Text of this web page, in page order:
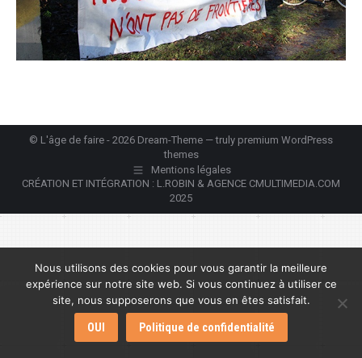
© L'âge de faire - 2026 Dream-Theme — truly premium WordPress
themes
Mentions légales
CRÉATION ET INTÉGRATION : L.ROBIN & AGENCE CMULTIMEDIA.COM
2025
Nous utilisons des cookies pour vous garantir la meilleure
expérience sur notre site web. Si vous continuez à utiliser ce
site, nous supposerons que vous en êtes satisfait.
OUI Politique de confidentialité